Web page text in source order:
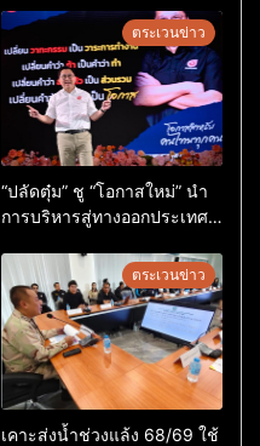
ตระเวนข่าว
“ปลัดตุ๋ม” ชู “โอกาสใหม่” นำ
การบริหารสู่ทางออกประเทศ
ตระเวนข่าว
เคาะส่งน้ำช่วงแล้ง 68/69 ใช้